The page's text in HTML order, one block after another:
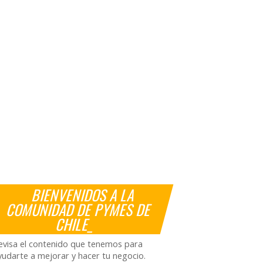
BIENVENIDOS A LA
COMUNIDAD DE PYMES DE
CHILE_
el contenido que tenemos para
a mejorar y hacer tu negocio.